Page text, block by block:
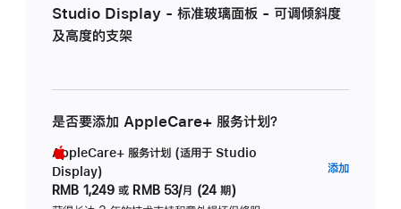
Studio Display - 标准玻璃面板 - 可调倾斜度
及高度的支架
是否要添加 AppleCare+ 服务计划？
AppleCare+ 服务计划 (适用于 Studio
Display)
RMB 1,249 或 RMB 53/月 (24 期)
添加